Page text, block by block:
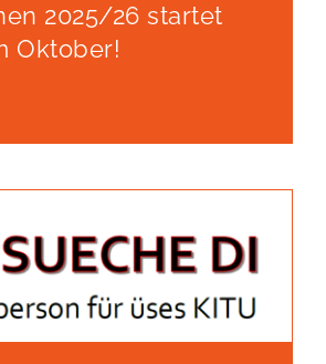
2025/26 startet
Oktober!